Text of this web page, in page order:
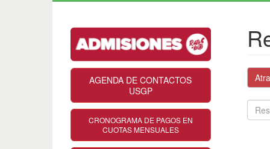
AGENDA DE CONTACTOS
USGP
CRONOGRAMA DE PAGOS EN
CUOTAS MENSUALES